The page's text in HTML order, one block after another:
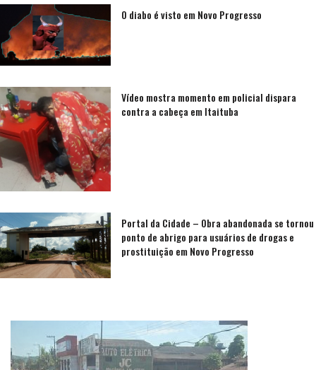
O diabo é visto em Novo Progresso
Vídeo mostra momento em policial dispara
contra a cabeça em Itaituba
Portal da Cidade – Obra abandonada se tornou
ponto de abrigo para usuários de drogas e
prostituição em Novo Progresso